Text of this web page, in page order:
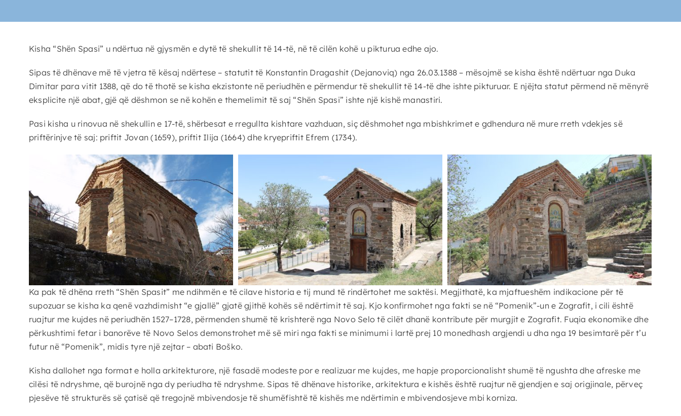
Kisha “Shën Spasi” u ndërtua në gjysmën e dytë të shekullit të 14-të, në të cilën kohë u pikturua edhe ajo.
Sipas të dhënave më të vjetra të kësaj ndërtese – statutit të Konstantin Dragashit (Dejanoviq) nga 26.03.1388 – mësojmë se kisha është ndërtuar nga Duka
Dimitar para vitit 1388, që do të thotë se kisha ekzistonte në periudhën e përmendur të shekullit të 14-të dhe ishte pikturuar. E njëjta statut përmend në mënyrë
eksplicite një abat, gjë që dëshmon se në kohën e themelimit të saj “Shën Spasi” ishte një kishë manastiri.
Pasi kisha u rinovua në shekullin e 17-të, shërbesat e rregullta kishtare vazhduan, siç dëshmohet nga mbishkrimet e gdhendura në mure rreth vdekjes së
priftërinjve të saj: priftit Jovan (1659), priftit Ilija (1664) dhe kryepriftit Efrem (1734).
Ka pak të dhëna rreth “Shën Spasit” me ndihmën e të cilave historia e tij mund të rindërtohet me saktësi. Megjithatë, ka mjaftueshëm indikacione për të
supozuar se kisha ka qenë vazhdimisht “e gjallë” gjatë gjithë kohës së ndërtimit të saj. Kjo konfirmohet nga fakti se në “Pomenik”-un e Zografit, i cili është
ruajtur me kujdes në periudhën 1527–1728, përmenden shumë të krishterë nga Novo Selo të cilët dhanë kontribute për murgjit e Zografit. Fuqia ekonomike dhe
përkushtimi fetar i banorëve të Novo Selos demonstrohet më së miri nga fakti se minimumi i lartë prej 10 monedhash argjendi u dha nga 19 besimtarë për t’u
futur në “Pomenik”, midis tyre një zejtar – abati Boško.
Kisha dallohet nga format e holla arkitekturore, një fasadë modeste por e realizuar me kujdes, me hapje proporcionalisht shumë të ngushta dhe afreske me
cilësi të ndryshme, që burojnë nga dy periudha të ndryshme. Sipas të dhënave historike, arkitektura e kishës është ruajtur në gjendjen e saj origjinale, përveç
pjesëve të strukturës së çatisë që tregojnë mbivendosje të shumëfishtë të kishës me ndërtimin e mbivendosjeve mbi korniza.